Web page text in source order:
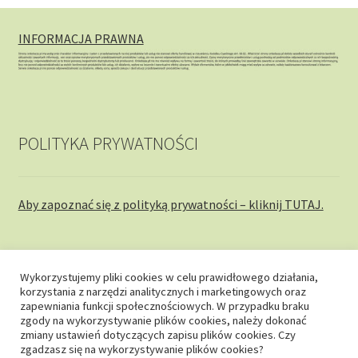
INFORMACJA PRAWNA
POLITYKA PRYWATNOŚCI
Aby zapoznać się z polityką prywatności – kliknij TUTAJ.
© onkobaza.pl 2026
Stworzone z WooCommerce.
Wykorzystujemy pliki cookies w celu prawidłowego działania,
korzystania z narzędzi analitycznych i marketingowych oraz
zapewniania funkcji społecznościowych. W przypadku braku
zgody na wykorzystywanie plików cookies, należy dokonać
zmiany ustawień dotyczących zapisu plików cookies. Czy
zgadzasz się na wykorzystywanie plików cookies?